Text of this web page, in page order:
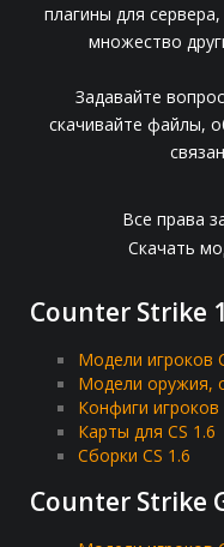
плагины для
множество
Задавайте
скачивайте файлы,
Все права
Скачать
Counter Strike
Модели игроков
Модели оружия,
Конфиги игроков
Карты для CS 1.6
Сборки CS 1.6
Counter Strike